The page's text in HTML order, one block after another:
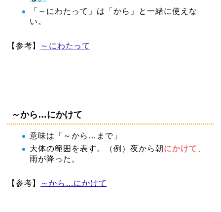
「～にわたって」は「から」と一緒に使えな
い。
【参考】 ～にわたって
～から…にかけて
意味は「～から…まで」
大体の範囲を表す。（例）夜から朝にかけて
雨が降った。
【参考】 ～から…にかけて